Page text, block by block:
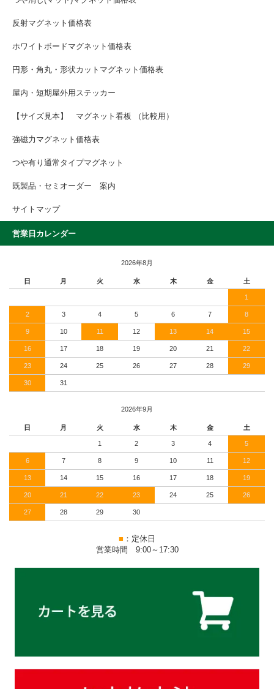
反射マグネット価格表
ホワイトボードマグネット価格表
円形・角丸・形状カットマグネット価格表
屋内・短期屋外用ステッカー
【サイズ見本】 マグネット看板 （比較用）
強磁力マグネット価格表
つや有り通常タイプマグネット
既製品・セミオーダー 案内
サイトマップ
営業日カレンダー
2026年8月
日 月 火 水 木 金 土
1
2 3 4 5 6 7 8
9 10 11 12 13 14 15
16 17 18 19 20 21 22
23 24 25 26 27 28 29
30 31
2026年9月
日 月 火 水 木 金 土
1 2 3 4 5
6 7 8 9 10 11 12
13 14 15 16 17 18 19
20 21 22 23 24 25 26
27 28 29 30
■ ：定休日
営業時間 9:00～17:30